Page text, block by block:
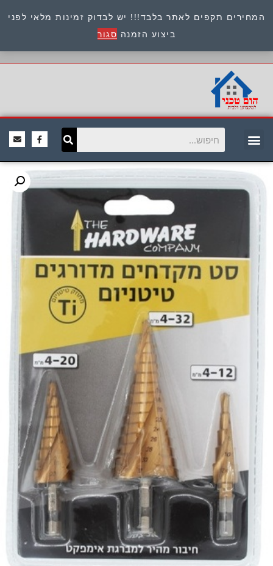
המחירים תקפים לאתר בלבד!!! יש לבדוק זמינות מלאי לפני
ביצוע הזמנה סגור
כתובת : היוזמים 9 אור יהודה שירות לקוחות 054-
8945722